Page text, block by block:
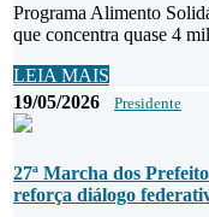
Programa Alimento
que concentra quase 4
LEIA MAIS
19/05/2026
Presidente
27ª Marcha dos
reforça diálogo